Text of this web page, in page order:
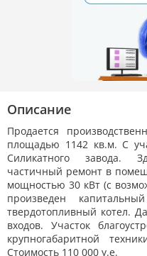
Описание
Продается
площадью 1142 кв.м. С
Силикатного завода.
частичный ремонт в
мощностью 30 кВт (с
произведен
твердотопливный котел.
входов. Участок
крупногабаритной
Стоимость 110 000 у.е.